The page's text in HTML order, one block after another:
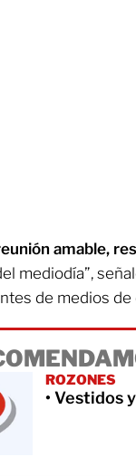
amable,
mediodía”,
de medios de
ROZONES
• Vestidos